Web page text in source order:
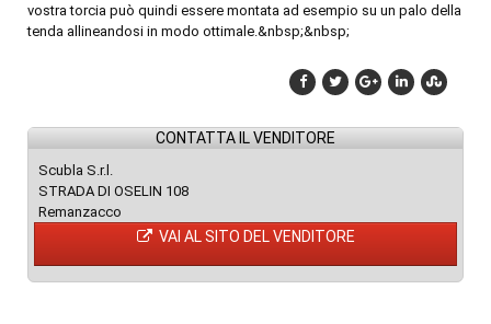
vostra torcia può quindi essere montata ad esempio su un palo della
tenda allineandosi in modo ottimale.&nbsp;&nbsp;
CONTATTA IL VENDITORE
Scubla S.r.l.
STRADA DI OSELIN 108
Remanzacco
VAI AL SITO DEL VENDITORE